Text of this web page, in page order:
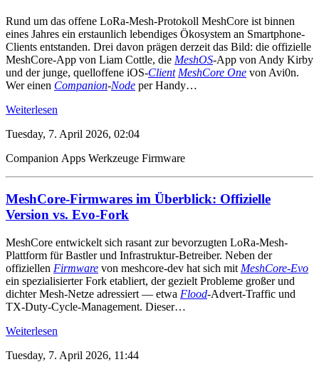
Rund um das offene LoRa-Mesh-Protokoll MeshCore ist binnen
eines Jahres ein erstaunlich lebendiges Ökosystem an Smartphone-
Clients entstanden. Drei davon prägen derzeit das Bild: die offizielle
MeshCore-App von Liam Cottle, die MeshOS-App von Andy Kirby
und der junge, quelloffene iOS-Client MeshCore One von Avi0n.
Wer einen Companion-Node per Handy…
Weiterlesen
Tuesday, 7. April 2026, 02:04
Companion Apps Werkzeuge Firmware
MeshCore-Firmwares im Überblick: Offizielle
Version vs. Evo-Fork
MeshCore entwickelt sich rasant zur bevorzugten LoRa-Mesh-
Plattform für Bastler und Infrastruktur-Betreiber. Neben der
offiziellen Firmware von meshcore-dev hat sich mit MeshCore-Evo
ein spezialisierter Fork etabliert, der gezielt Probleme großer und
dichter Mesh-Netze adressiert — etwa Flood-Advert-Traffic und
TX-Duty-Cycle-Management. Dieser…
Weiterlesen
Tuesday, 7. April 2026, 11:44